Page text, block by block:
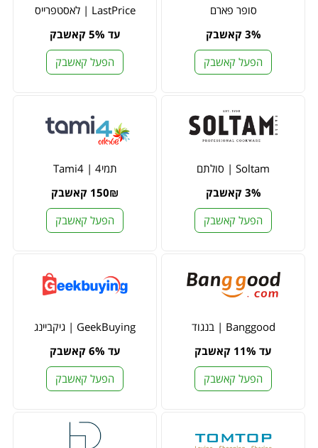
סופר פארם
3% קאשבק
הפעל קאשבק
LastPrice | לאסטפרייס
עד 5% קאשבק
הפעל קאשבק
Soltam | סולתם
3% קאשבק
הפעל קאשבק
תמי4 | Tami4
150₪ קאשבק
הפעל קאשבק
Banggood | בנגוד
עד 11% קאשבק
הפעל קאשבק
GeekBuying | גיקביינג
עד 6% קאשבק
הפעל קאשבק